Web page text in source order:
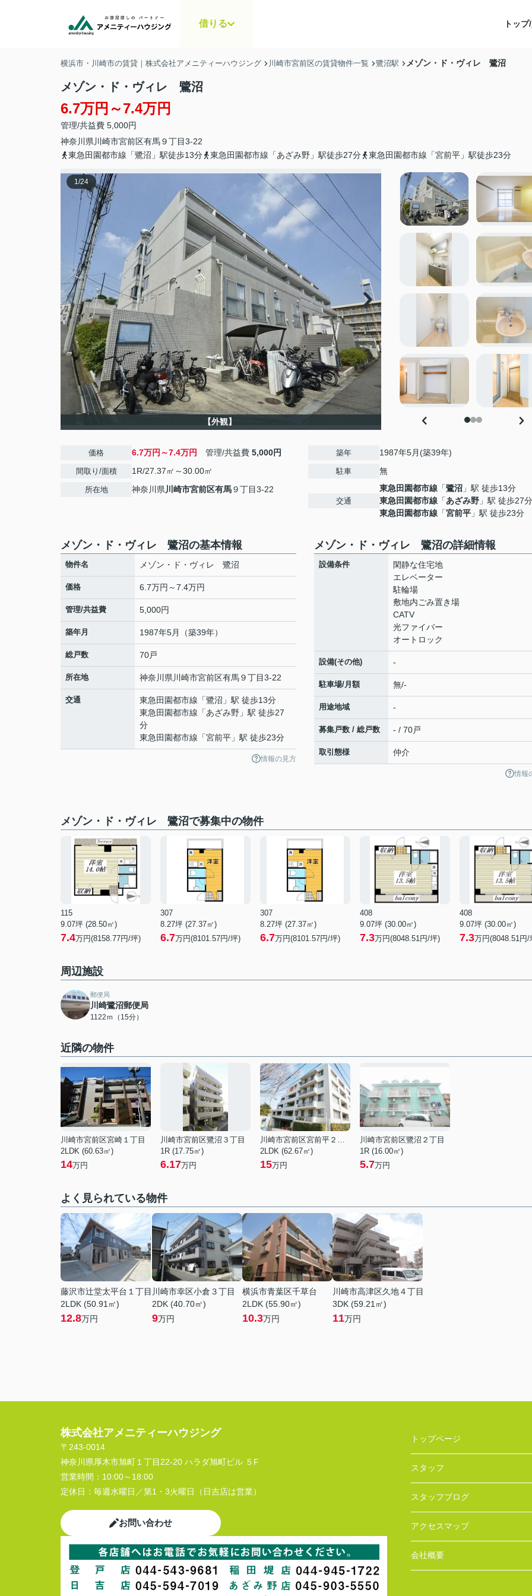
借りる トップ/
横浜市・川崎市の賃貸｜株式会社アメニティーハウジング 川崎市宮前区の賃貸物件一覧 鷺沼駅 メゾン・ド・ヴィレ 鷺沼
メゾン・ド・ヴィレ 鷺沼
6.7万円～7.4万円
管理/共益費 5,000円
神奈川県 川崎市宮前区有馬９丁目3-22
東急田園都市線「鷺沼」駅徒歩13分
東急田園都市線「あざみ野」駅徒歩27分 東急田園都市線「宮前平」駅徒歩23分
1/24
【外観】
価格 6.7万円～7.4万円 管理/共益費 5,000円
間取り/面積 1R/27.37㎡～30.00㎡
所在地 神奈川県川崎市宮前区有馬９丁目3-22
築年 1987年5月(築39年)
駐車 無
交通
東急田園都市線 「鷺沼 」駅 徒歩13分
東急田園都市線 「あざみ野 」駅 徒歩27分
東急田園都市線 「宮前平 」駅 徒歩23分
メゾン・ド・ヴィレ 鷺沼の基本情報
物件名 メゾン・ド・ヴィレ 鷺沼
価格 6.7万円～7.4万円
管理/共益費 5,000円
築年月 1987年5月（築39年）
総戸数 70戸
所在地 神奈川県 川崎市宮前区有馬９丁目3-22
交通 東急田園都市線 「鷺沼 」駅 徒歩13分
東急田園都市線 「あざみ野 」駅 徒歩27
分
東急田園都市線 「宮前平 」駅 徒歩23分
情報の見方
メゾン・ド・ヴィレ 鷺沼の詳細情報
設備条件
閑静な住宅地
エレベーター
駐輪場
敷地内ごみ置き場
CATV
光ファイバー
オートロック
設備(その他) -
駐車場/月額 無/-
用途地域 -
募集戸数 / 総戸数 - / 70戸
取引態様 仲介
情報
メゾン・ド・ヴィレ 鷺沼で募集中の物件
115
9.07坪 (28.50㎡)
7.4万円(8158.77円/坪)
307
8.27坪 (27.37㎡)
6.7万円(8101.57円/坪)
307
8.27坪 (27.37㎡)
6.7万円(8101.57円/坪)
408
9.07坪 (30.00㎡)
7.3万円(8048.51円/坪)
408
9.07坪 (30.00㎡)
7.3万円(8048.51円/
周辺施設
郵便局
川崎鷺沼郵便局
1122ｍ（15分）
近隣の物件
川崎市宮前区宮崎１丁目
2LDK (60.63㎡)
14万円
川崎市宮前区鷺沼３丁目
1R (17.75㎡)
6.17万円
川崎市宮前区宮前平２丁目
2LDK (62.67㎡)
15万円
川崎市宮前区鷺沼２丁目
1R (16.00㎡)
5.7万円
よく見られている物件
藤沢市辻堂太平台１丁目
2LDK (50.91㎡)
12.8万円
川崎市幸区小倉３丁目
2DK (40.70㎡)
9万円
横浜市青葉区千草台
2LDK (55.90㎡)
10.3万円
川崎市高津区久地４丁目
3DK (59.21㎡)
11万円
株式会社アメニティーハウジング
〒243-0014
神奈川県厚木市旭町１丁目22-20 ハラダ旭町ビル ５F
営業時間： 10:00～18:00
定休日： 毎週水曜日／第1・3火曜日（日吉店は営業）
お問い合わせ
トップページ
スタッフ
スタッフブログ
アクセスマップ
会社概要